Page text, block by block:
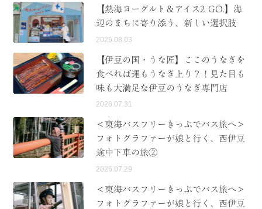
【熱海ヨーグルト＆アイス2 GO.】海
辺のまちに寄り添う、新しい選択肢
2026.08.03
【伊豆の国・うな匠】ここのうなぎを
食べれば運もうなぎ上り？！見た目も
味も大満足な伊豆のうなぎ専門店
2026.07.31
＜東海バスフリーきっぷでバス旅へ＞
フォトグラファーが娘と行く、西伊豆
途中下車の旅②
2026.07.29
＜東海バスフリーきっぷでバス旅へ＞
フォトグラファーが娘と行く、西伊豆